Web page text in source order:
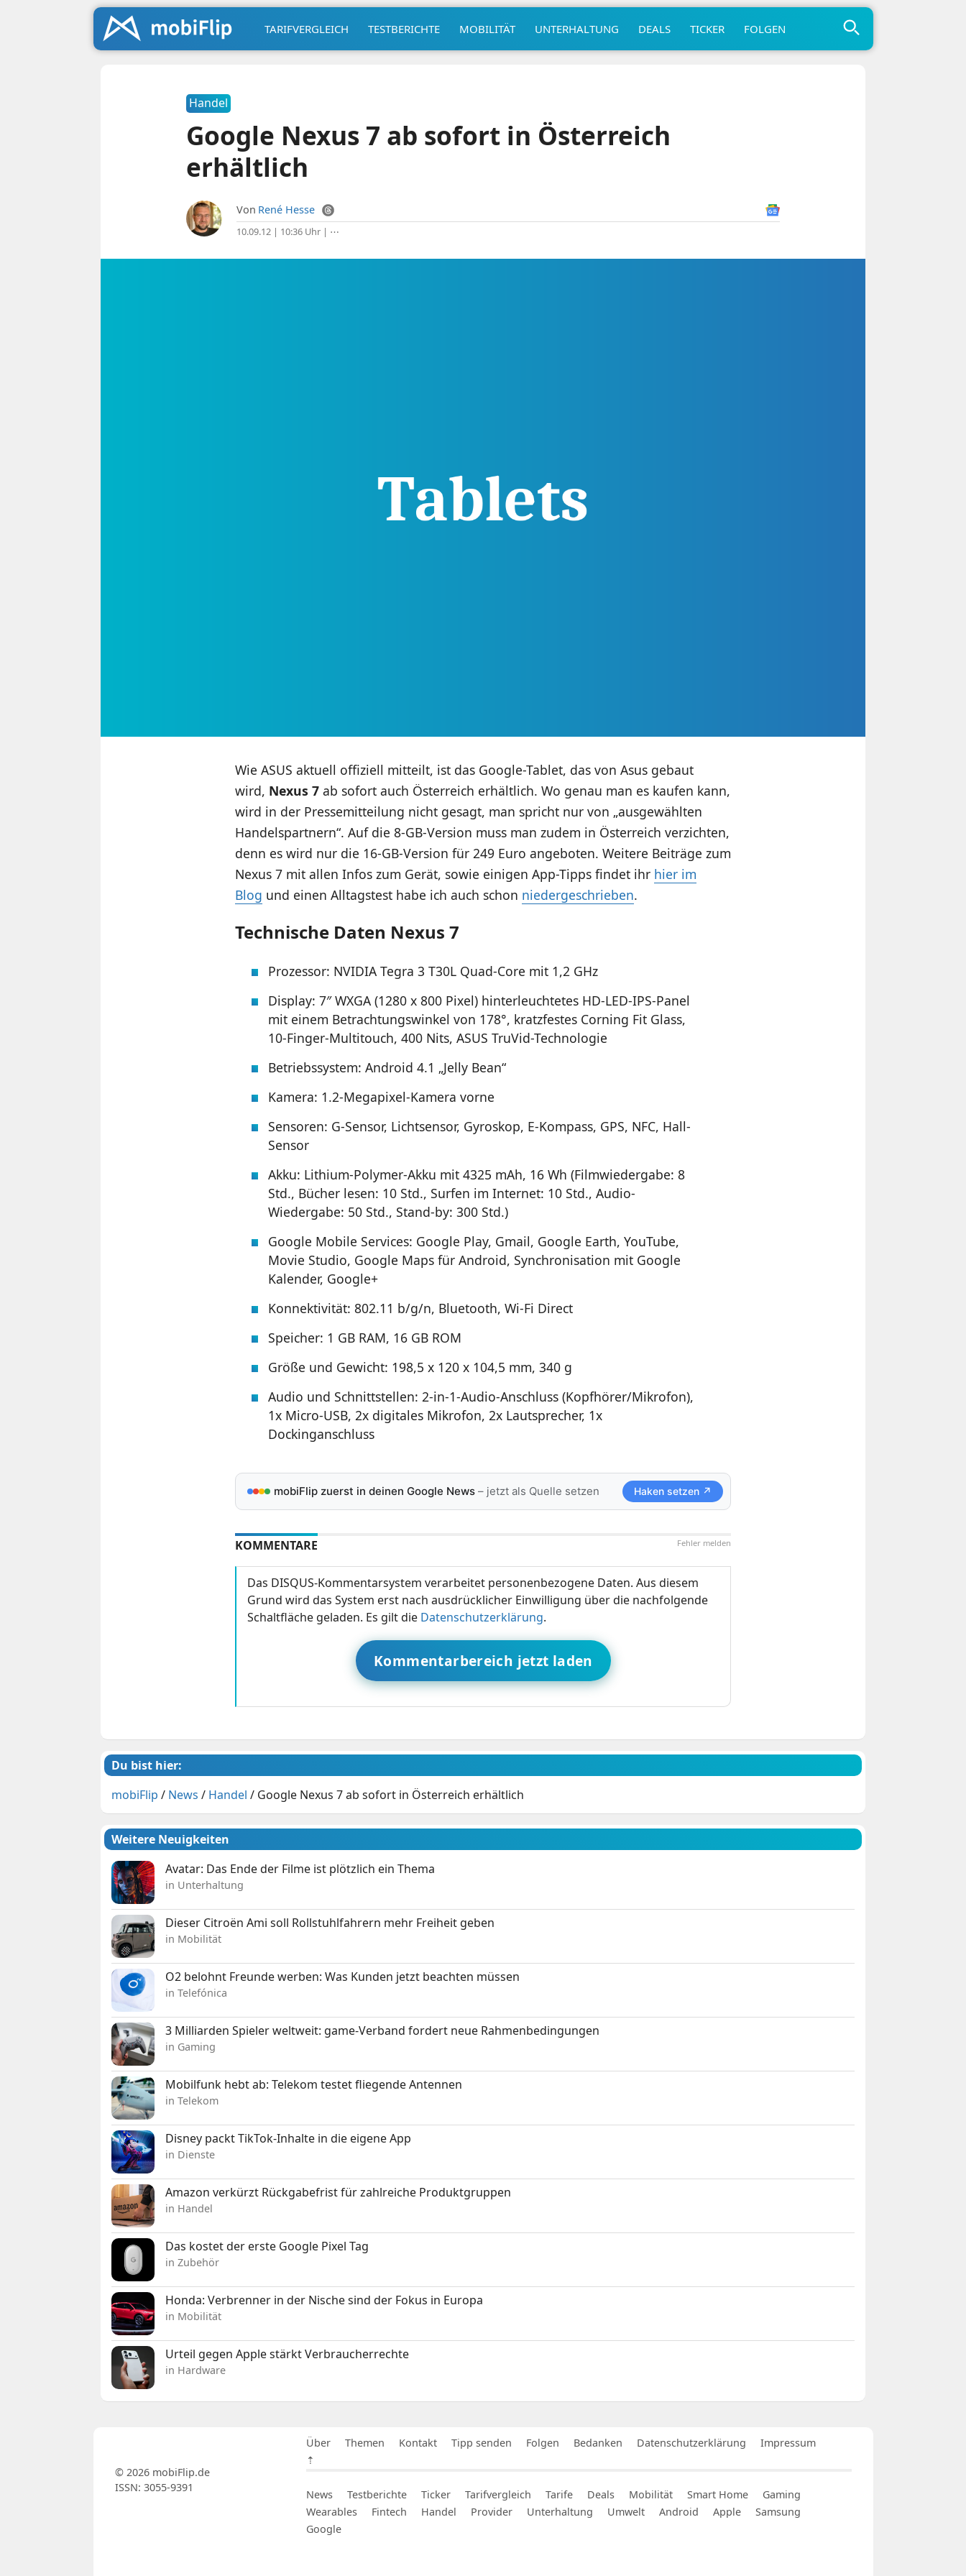
TARIFVERGLEICH TESTBERICHTE MOBILITÄT UNTERHALTUNG DEALS TICKER FOLGEN
Handel
Google Nexus 7 ab sofort in Österreich
erhältlich
Von René Hesse
10.09.12 | 10:36 Uhr| ⋯
Wie ASUS aktuell offiziell mitteilt, ist das Google-Tablet, das von Asus gebaut
wird, Nexus 7ab sofort auch Österreich erhältlich. Wo genau man es kaufen kann,
wird in der Pressemitteilung nicht gesagt, man spricht nur von „ausgewählten
Handelspartnern“. Auf die 8-GB-Version muss man zudem in Österreich verzichten,
denn es wird nur die 16-GB-Version für 249 Euro angeboten. Weitere Beiträge zum
Nexus 7 mit allen Infos zum Gerät, sowie einigen App-Tipps findet ihr hier im
Blog und einen Alltagstest habe ich auch schon niedergeschrieben.
Technische Daten Nexus 7
Prozessor: NVIDIA Tegra 3 T30L Quad-Core mit 1,2 GHz
Display: 7″ WXGA (1280 x 800 Pixel) hinterleuchtetes HD-LED-IPS-Panel
mit einem Betrachtungswinkel von 178°, kratzfestes Corning Fit Glass,
10-Finger-Multitouch, 400 Nits, ASUS TruVid-Technologie
Betriebssystem: Android 4.1 „Jelly Bean“
Kamera: 1.2-Megapixel-Kamera vorne
Sensoren: G-Sensor, Lichtsensor, Gyroskop, E-Kompass, GPS, NFC, Hall-
Sensor
Akku: Lithium-Polymer-Akku mit 4325 mAh, 16 Wh (Filmwiedergabe: 8
Std., Bücher lesen: 10 Std., Surfen im Internet: 10 Std., Audio-
Wiedergabe: 50 Std., Stand-by: 300 Std.)
Google Mobile Services: Google Play, Gmail, Google Earth, YouTube,
Movie Studio, Google Maps für Android, Synchronisation mit Google
Kalender, Google+
Konnektivität: 802.11 b/g/n, Bluetooth, Wi-Fi Direct
Speicher: 1 GB RAM, 16 GB ROM
Größe und Gewicht: 198,5 x 120 x 104,5 mm, 340 g
Audio und Schnittstellen: 2-in-1-Audio-Anschluss (Kopfhörer/Mikrofon),
1x Micro-USB, 2x digitales Mikrofon, 2x Lautsprecher, 1x
Dockinganschluss
mobiFlip zuerst in deinen Google News– jetzt als Quelle setzen Haken setzen ↗
Fehler melden
KOMMENTARE
Das DISQUS-Kommentarsystem verarbeitet personenbezogene Daten. Aus diesem
Grund wird das System erst nach ausdrücklicher Einwilligung über die nachfolgende
Schaltfläche geladen. Es gilt die Datenschutzerklärung.
Kommentarbereich jetzt laden
Du bist hier:
mobiFlip / News / Handel / Google Nexus 7 ab sofort in Österreich erhältlich
Weitere Neuigkeiten
Avatar: Das Ende der Filme ist plötzlich ein Thema
in Unterhaltung
Dieser Citroën Ami soll Rollstuhlfahrern mehr Freiheit geben
in Mobilität
O2 belohnt Freunde werben: Was Kunden jetzt beachten müssen
in Telefónica
3 Milliarden Spieler weltweit: game-Verband fordert neue Rahmenbedingungen
in Gaming
Mobilfunk hebt ab: Telekom testet fliegende Antennen
in Telekom
Disney packt TikTok-Inhalte in die eigene App
in Dienste
Amazon verkürzt Rückgabefrist für zahlreiche Produktgruppen
in Handel
Das kostet der erste Google Pixel Tag
in Zubehör
Honda: Verbrenner in der Nische sind der Fokus in Europa
in Mobilität
Urteil gegen Apple stärkt Verbraucherrechte
in Hardware
Über Themen Kontakt Tipp senden Folgen Bedanken Datenschutzerklärung
Impressum
⇡
News Testberichte Ticker Tarifvergleich Tarife Deals Mobilität Smart Home
Gaming
Wearables
Fintech Handel Provider Unterhaltung Umwelt Android Apple
Samsung
Google
© 2026 mobiFlip.de
ISSN: 3055-9391